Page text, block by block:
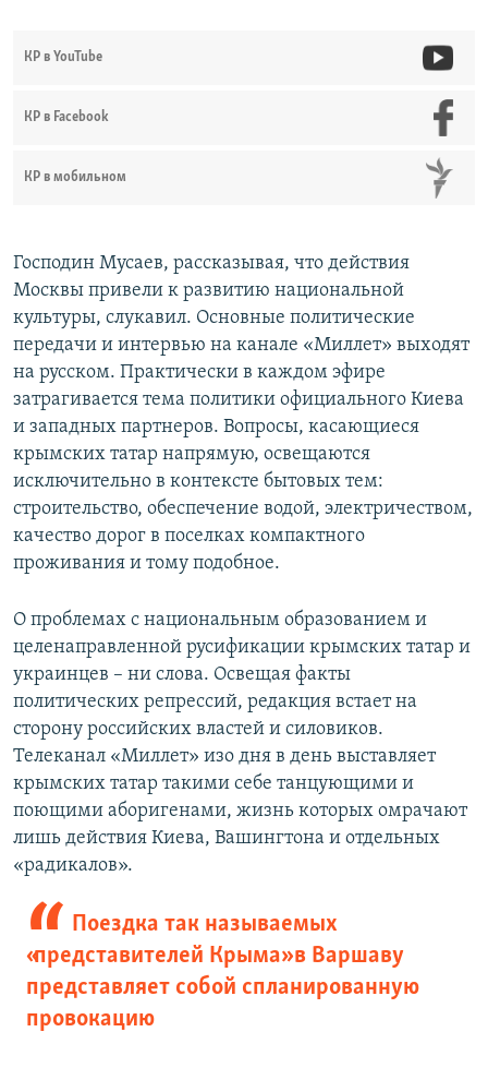
КР в YouTube
КР в Facebook
КР в мобильном
Господин Мусаев, рассказывая, что действия
Москвы привели к развитию национальной
культуры, слукавил. Основные политические
передачи и интервью на канале «Миллет» выходят
на русском. Практически в каждом эфире
затрагивается тема политики официального Киева
и западных партнеров. Вопросы, касающиеся
крымских татар напрямую, освещаются
исключительно в контексте бытовых тем:
строительство, обеспечение водой, электричеством,
качество дорог в поселках компактного
проживания и тому подобное.
О проблемах с национальным образованием и
целенаправленной русификации крымских татар и
украинцев – ни слова. Освещая факты
политических репрессий, редакция встает на
сторону российских властей и силовиков.
Телеканал «Миллет» изо дня в день выставляет
крымских татар такими себе танцующими и
поющими аборигенами, жизнь которых омрачают
лишь действия Киева, Вашингтона и отдельных
«радикалов».
Поездка так называемых
«представителей Крыма» в Варшаву
представляет собой спланированную
провокацию